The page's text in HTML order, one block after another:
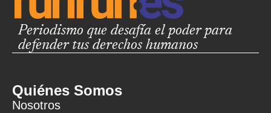
Periodismo que desafía el poder para
defender tus derechos humanos
Quiénes Somos
Nosotros